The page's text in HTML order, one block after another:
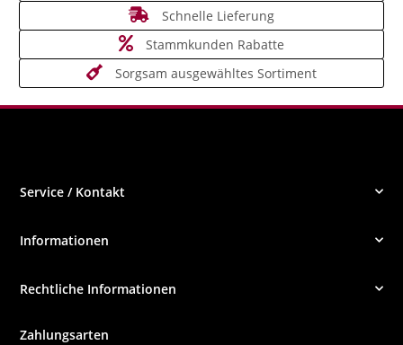
Schnelle Lieferung
Stammkunden Rabatte
Sorgsam ausgewähltes Sortiment
Service / Kontakt
Informationen
Rechtliche Informationen
Zahlungsarten